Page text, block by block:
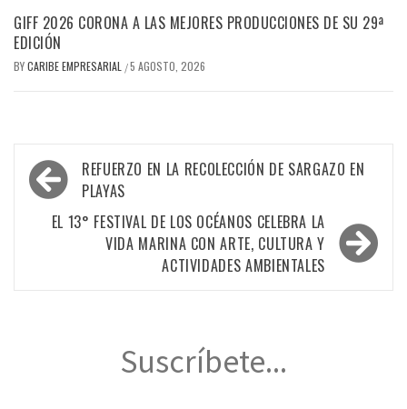
GIFF 2026 CORONA A LAS MEJORES PRODUCCIONES DE SU 29ª
EDICIÓN
BYCARIBE EMPRESARIAL /5 AGOSTO, 2026
Navegación
de
entradas
REFUERZO EN LA RECOLECCIÓN DE SARGAZO EN
PLAYAS
EL 13° FESTIVAL DE LOS OCÉANOS CELEBRA LA
VIDA MARINA CON ARTE, CULTURA Y
ACTIVIDADES AMBIENTALES
Suscríbete...